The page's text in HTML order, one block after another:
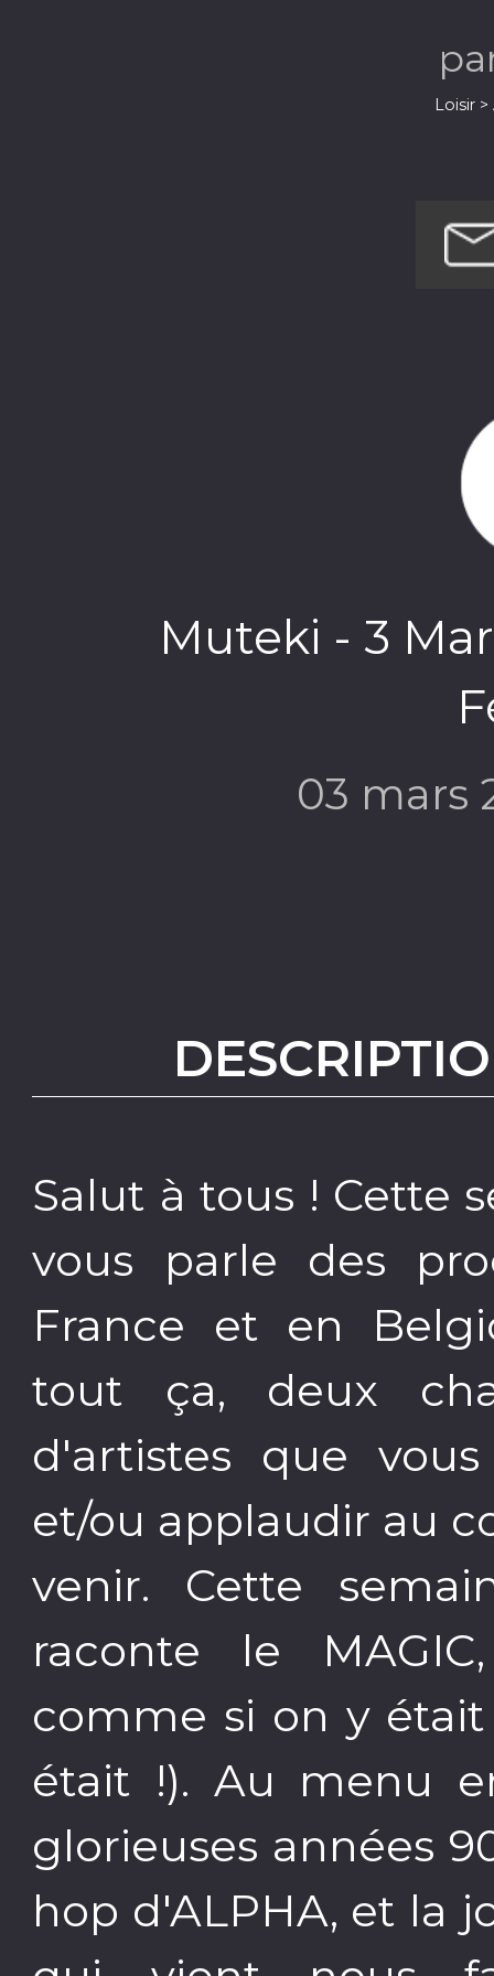
Loisir
Muteki - 3
03 mars
Salut à tous ! Cette
vous parle des
France et en
tout ça, deux
d'artistes que
et/ou applaudir au
venir. Cette
raconte le
comme si on y
était !). Au menu
glorieuses années
hop d'ALPHA, et la